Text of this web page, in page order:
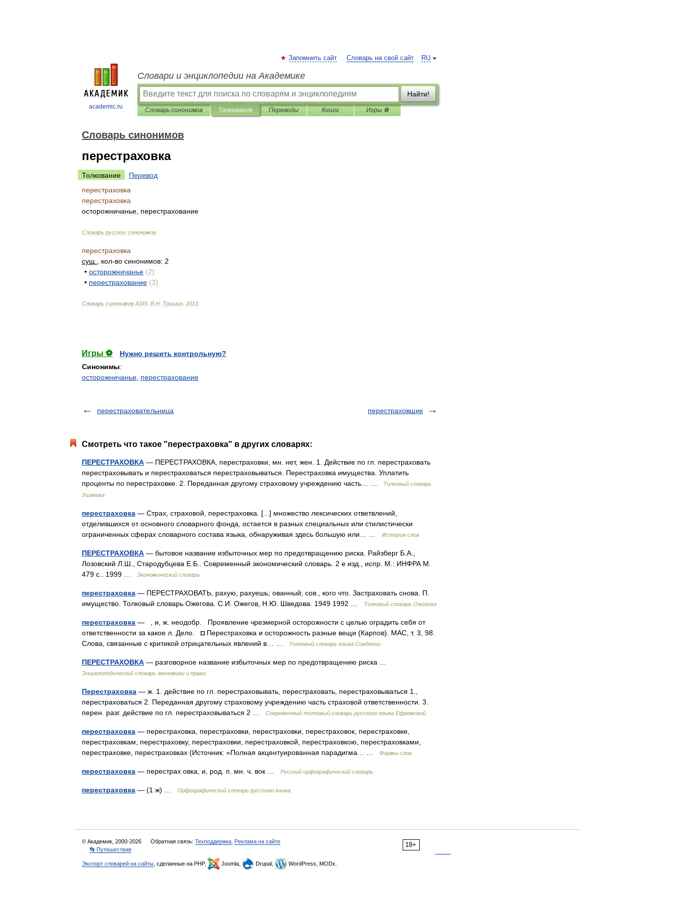
academic.ru
RU
Запомнить сайт Словарь на свой сайт
Словари и энциклопедии на Академике
Найти!
Словарь синонимов Толкования Переводы Книги Игры ⚽
Словарь синонимов
перестраховка
Толкование
Перевод
перестраховка
перестраховка
осторожничанье перестрахование
Словарь русских синонимов
перестраховка
сущ
кол-во синонимов: 2
• осторожничанье (2)
• перестрахование (3)
Словарь синонимов ASIS В Н Тришин 2013
Игры ⚽
Нужно решить контрольную?
Синонимы:
осторожничанье перестрахование
перестраховательница перестраховщик
Смотреть что такое "перестраховка" в других словарях:
ПЕРЕСТРАХОВКА — ПЕРЕСТРАХОВКА, перестраховки, мн. нет, жен. 1. Действие по гл. перестраховать
перестраховывать и перестраховаться перестраховываться. Перестраховка имущества. Уплатить
проценты по перестраховке. 2. Переданная другому страховому учреждению часть… …
Толковый словарь
Ушакова
перестраховка — Страх, страховой, перестраховка. [...] множество лексических ответвлений,
отделившихся от основного словарного фонда, остается в разных специальных или стилистически
ограниченных сферах словарного состава языка, обнаруживая здесь большую или… …
История слов
ПЕРЕСТРАХОВКА — бытовое название избыточных мер по предотвращению риска. Райзберг Б.А.,
Лозовский Л.Ш., Стародубцева Е.Б.. Современный экономический словарь. 2 е изд., испр. М.: ИНФРА М.
479 с.. 1999 …
Экономический словарь
перестраховка — ПЕРЕСТРАХОВАТЬ, рахую, рахуешь; ованный; сов., кого что. Застраховать снова. П.
имущество. Толковый словарь Ожегова. С.И. Ожегов, Н.Ю. Шведова. 1949 1992 …
Толковый словарь Ожегова
перестраховка — , и, ж. неодобр. Проявление чрезмерной осторожности с целью оградить себя от
ответственности за какое л. Дело. ◘ Перестраховка и осторожность разные вещи (Карпов). МАС, т. 3, 98.
Слова, связанные с критикой отрицательных явлений в… …
Толковый словарь языка Совдепии
ПЕРЕСТРАХОВКА — разговорное название избыточных мер по предотвращению риска …
Энциклопедический словарь экономики и права
Перестраховка — ж. 1. действие по гл. перестраховывать, перестраховать, перестраховываться 1.,
перестраховаться 2. Переданная другому страховому учреждению часть страховой ответственности. 3.
перен. разг. действие по гл. перестраховываться 2 …
Современный толковый словарь русского языка Ефремовой
перестраховка — перестраховка, перестраховки, перестраховки, перестраховок, перестраховке,
перестраховкам, перестраховку, перестраховки, перестраховкой, перестраховкою, перестраховками,
перестраховке, перестраховках (Источник: «Полная акцентуированная парадигма… …
Формы слов
перестраховка — перестрах овка, и, род. п. мн. ч. вок … Русский орфографический словарь
перестраховка — (1 ж) … Орфографический словарь русского языка
18+
© Академик, 2000-2026 Обратная связь: Техподдержка Реклама на сайте
👣 Путешествия
Экспорт словарей на сайты , сделанные на PHP, Joomla, Drupal, WordPress, MODx.